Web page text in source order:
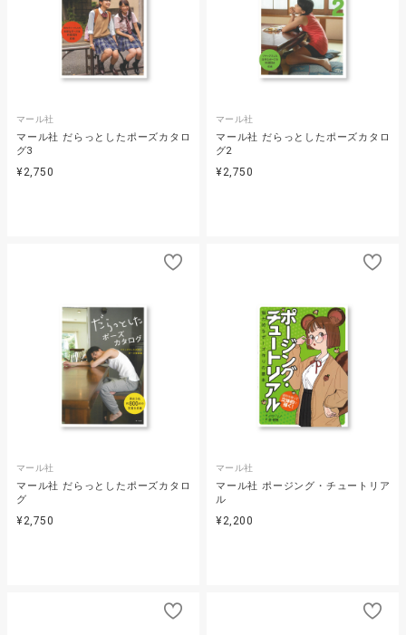
マール社
マール社 だらっとしたポーズカタロ
グ3
¥2,750
マール社
マール社 だらっとしたポーズカタロ
グ2
¥2,750
マール社
マール社 だらっとしたポーズカタロ
グ
¥2,750
マール社
マール社 ポージング・チュートリア
ル
¥2,200